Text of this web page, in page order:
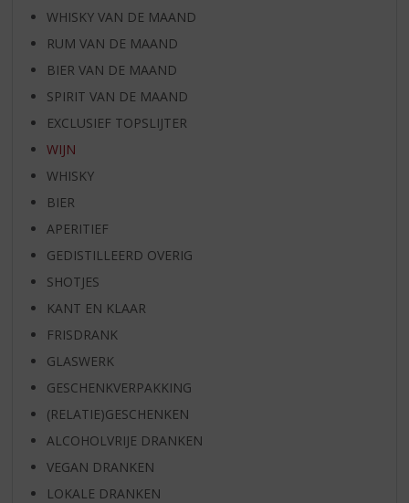
WHISKY VAN DE MAAND
RUM VAN DE MAAND
BIER VAN DE MAAND
SPIRIT VAN DE MAAND
EXCLUSIEF TOPSLIJTER
WIJN
WHISKY
BIER
APERITIEF
GEDISTILLEERD OVERIG
SHOTJES
KANT EN KLAAR
FRISDRANK
GLASWERK
GESCHENKVERPAKKING
(RELATIE)GESCHENKEN
ALCOHOLVRIJE DRANKEN
VEGAN DRANKEN
LOKALE DRANKEN